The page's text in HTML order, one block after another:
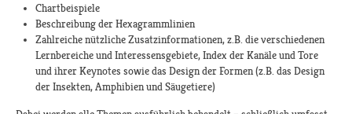
Chartbeispiele
Beschreibung der Hexagrammlinien
Zahlreiche nützliche Zusatzinformationen, z.B. die verschiedenen
Lernbereiche und Interessensgebiete, Index der Kanäle und Tore
und ihrer Keynotes sowie das Design der Formen (z.B. das Design
der Insekten, Amphibien und Säugetiere)